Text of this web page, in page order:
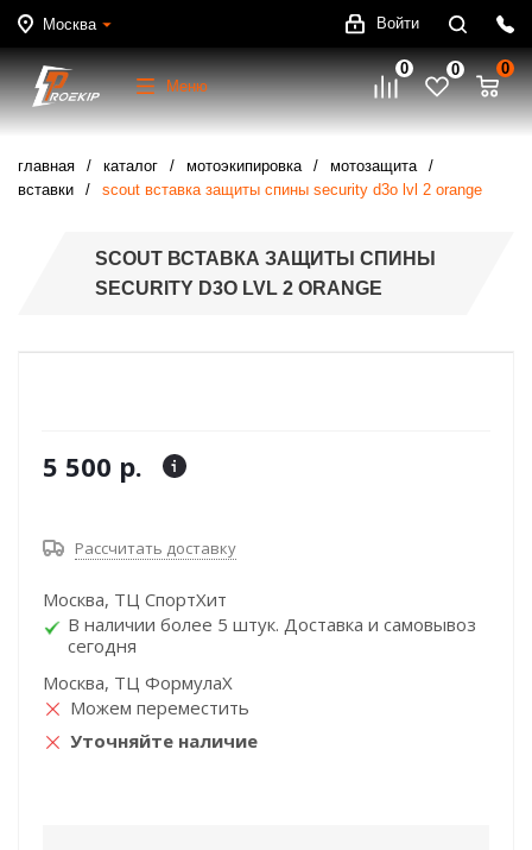
Москва Войти
Меню
0 0 0
главная каталог мотоэкипировка
мотозащита
вставки
scout вставка защиты спины security d3o lvl 2 orange
SCOUT ВСТАВКА ЗАЩИТЫ СПИНЫ
SECURITY D3O LVL 2 ORANGE
5 500 р.
Рассчитать доставку
Москва, ТЦ СпортХит
В наличии более 5 штук. Доставка и самовывоз
сегодня
Москва, ТЦ ФормулаХ
Можем переместить
Уточняйте наличие